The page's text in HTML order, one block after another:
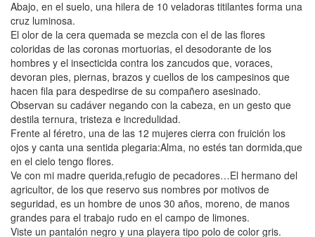
Abajo, en el suelo, una hilera de 10 veladoras titilantes forma una
cruz luminosa.
El olor de la cera quemada se mezcla con el de las flores
coloridas de las coronas mortuorias, el desodorante de los
hombres y el insecticida contra los zancudos que, voraces,
devoran pies, piernas, brazos y cuellos de los campesinos que
hacen fila para despedirse de su compañero asesinado.
Observan su cadáver negando con la cabeza, en un gesto que
destila ternura, tristeza e incredulidad.
Frente al féretro, una de las 12 mujeres cierra con fruición los
ojos y canta una sentida plegaria:Alma, no estés tan dormida,que
en el cielo tengo flores.
Ve con mi madre querida,refugio de pecadores…El hermano del
agricultor, de los que reservo sus nombres por motivos de
seguridad, es un hombre de unos 30 años, moreno, de manos
grandes para el trabajo rudo en el campo de limones.
Viste un pantalón negro y una playera tipo polo de color gris.